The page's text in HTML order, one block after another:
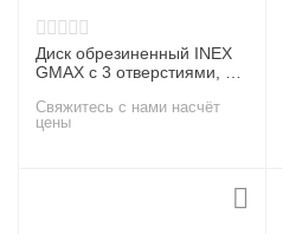
Диск обрезиненный INEX
GMAX с 3 отверстиями, 10
Свяжитесь с нами насчёт
цены